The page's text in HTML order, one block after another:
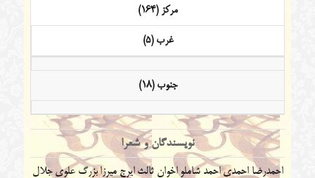
مرکز (164)
غرب (5)
جنوب (18)
نویسندگان و شعرا
احمدرضا احمدیاحمد شاملو اخوان ثالث ایرج میرزابزرگ علوی جلال